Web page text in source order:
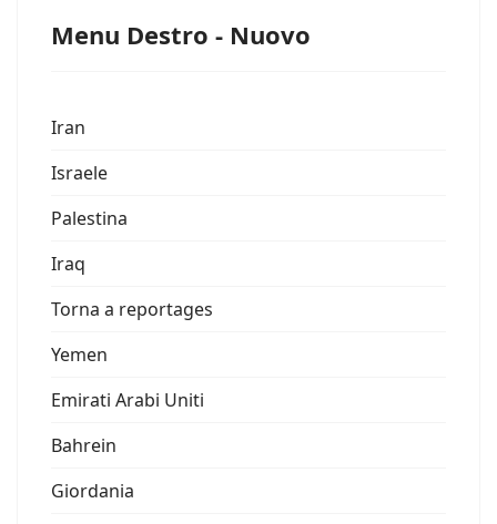
Menu Destro - Nuovo
Iran
Israele
Palestina
Iraq
Torna a reportages
Yemen
Emirati Arabi Uniti
Bahrein
Giordania